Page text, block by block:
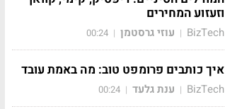
וזעזוע המחירים
BizTech
| עוזי גרסטמן |
00:24
איך כותבים פרומפט טוב: מה באמת עובד
BizTech
| ענת גלעד |
00:24